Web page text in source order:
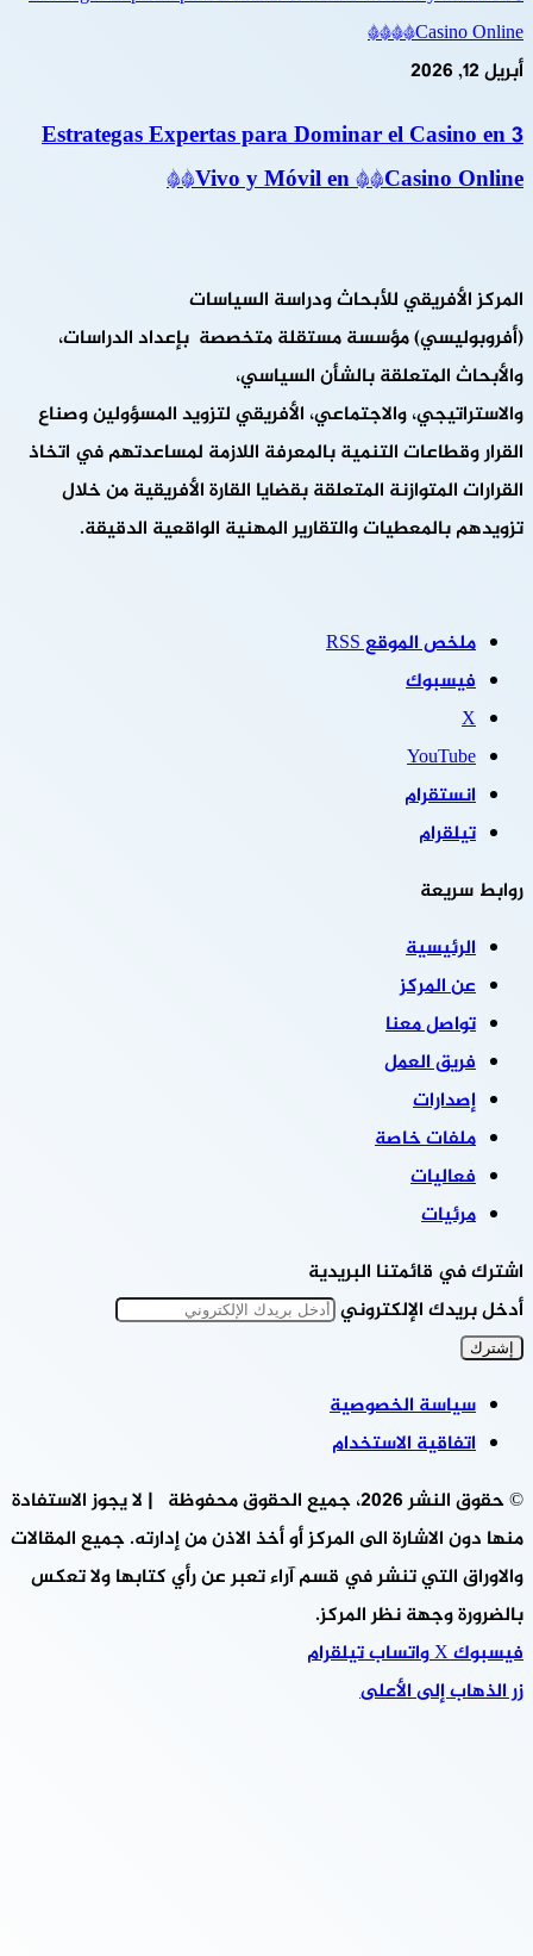
**Casino Online**
أبريل 12, 2026
3 Estrategas Expertas para Dominar el Casino en
Vivo y Móvil en **Casino Online**
المركز الأفريقي للأبحاث ودراسة السياسات
(أفروبوليسي) مؤسسة مستقلة متخصصة بإعداد الدراسات،
والأبحاث المتعلقة بالشأن السياسي،
والاستراتيجي، والاجتماعي، الأفريقي لتزويد المسؤولين وصناع
القرار وقطاعات التنمية بالمعرفة اللازمة لمساعدتهم في اتخاذ
القرارات المتوازنة المتعلقة بقضايا القارة الأفريقية من خلال
تزويدهم بالمعطيات والتقارير المهنية الواقعية الدقيقة.
ملخص الموقع RSS
فيسبوك
‫X
‫YouTube
انستقرام
تيلقرام
روابط سريعة
الرئيسية
عن المركز
تواصل معنا
فريق العمل
إصدارات
ملفات خاصة
فعاليات
مرئيات
اشترك في قائمتنا البريدية
أدخل بريدك الإلكتروني
سياسة الخصوصية
اتفاقية الاستخدام
© حقوق النشر 2026، جميع الحقوق محفوظة | لا يجوز الاستفادة
منها دون الاشارة الى المركز أو أخذ الاذن من إدارته. جميع المقالات
والاوراق التي تنشر في قسم آراء تعبر عن رأي كتابها ولا تعكس
بالضرورة وجهة نظر المركز.
فيسبوك‫Xواتسابتيلقرام
زر الذهاب إلى الأعلى